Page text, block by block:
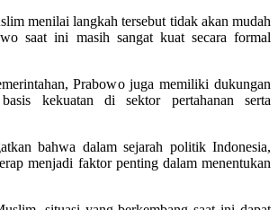
menilai langkah tersebut tidak akan mudah
saat ini masih sangat kuat secara formal
Prabowo juga memiliki dukungan
kekuatan di sektor pertahanan serta
bahwa dalam sejarah politik Indonesia,
menjadi faktor penting dalam menentukan